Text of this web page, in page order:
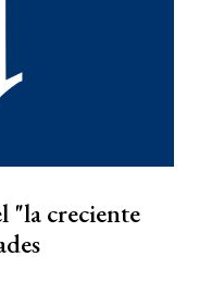
"la creciente